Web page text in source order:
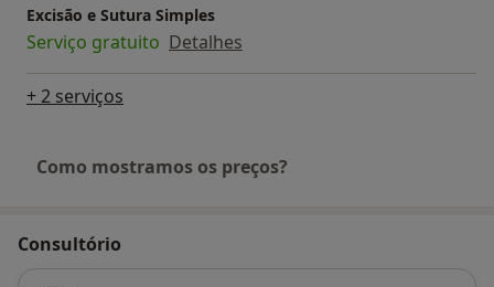
Excisão e Sutura Simples
Serviço gratuito Detalhes
+ 2 serviços
Como mostramos os preços?
Consultório